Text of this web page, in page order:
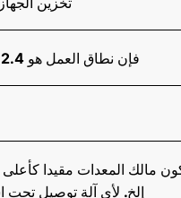
استنادا إلى معيار بروتوكول Bluetooth 4.2، فإن نطاق العمل هو 2.4 جيجاهرتز، وأقصى نطاق إرسال هو 60 متر
إلخ. لأي آلة توصيل تحت